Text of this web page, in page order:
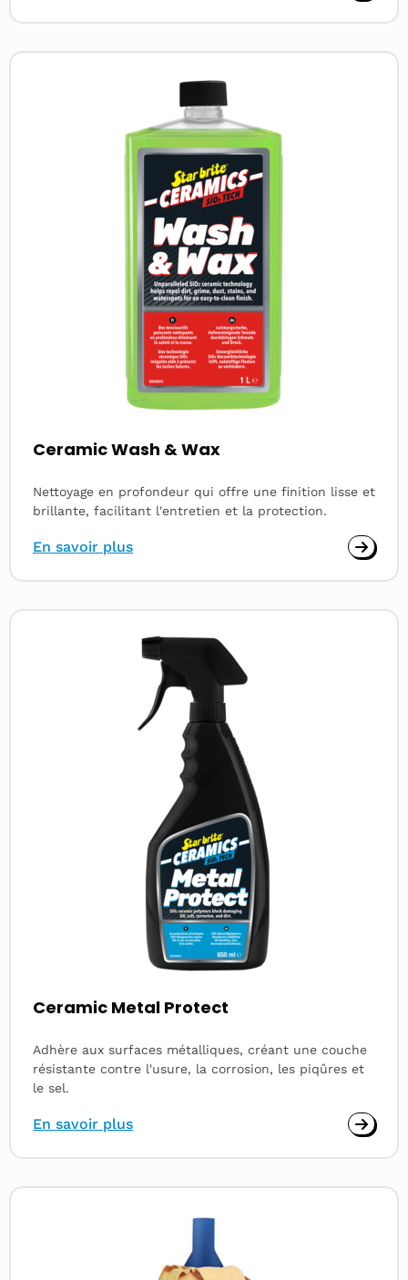
Ceramic Wash & Wax
Nettoyage en profondeur qui offre une finition lisse et
brillante, facilitant l'entretien et la protection.
En savoir plus
Read
Ceramic Metal Protect
Adhère aux surfaces métalliques, créant une couche
résistante contre l'usure, la corrosion, les piqûres et
le sel.
En savoir plus
Read
Read